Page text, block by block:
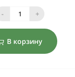
- +
В корзину